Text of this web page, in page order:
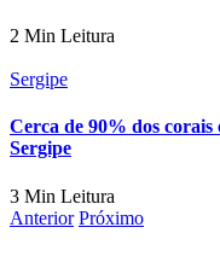
2 Min Leitura
Sergipe
Cerca de 90% dos corais
Sergipe
3 Min Leitura
Anterior Próximo